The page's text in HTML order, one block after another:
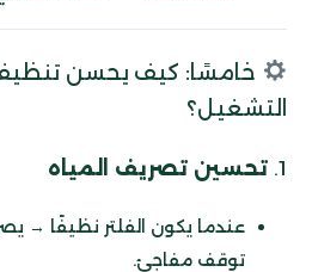
خامسًا: كيف يحسن تنظيف
التشغيل؟
1. تحسين تصريف المياه
عندما يكون الفلتر نظيفًا →
توقف مفاجئ.